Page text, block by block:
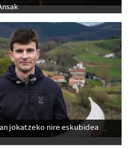
jokatzeko nire eskubidea